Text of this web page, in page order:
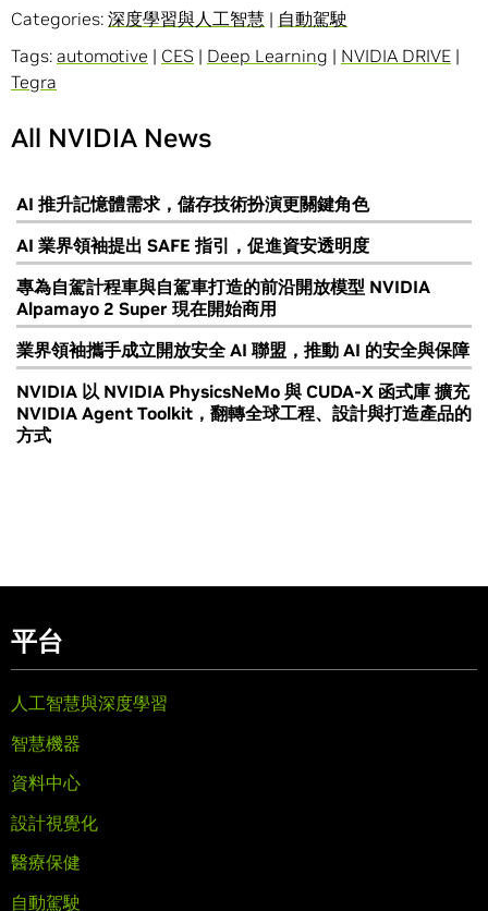
Categories: 深度學習與人工智慧 | 自動駕駛
Tags: automotive | CES | Deep Learning | NVIDIA DRIVE |
Tegra
All NVIDIA News
AI 推升記憶體需求，儲存技術扮演更關鍵角色
AI 業界領袖提出 SAFE 指引，促進資安透明度
專為自駕計程車與自駕車打造的前沿開放模型 NVIDIA
Alpamayo 2 Super 現在開始商用
業界領袖攜手成立開放安全 AI 聯盟，推動 AI 的安全與保障
NVIDIA 以 NVIDIA PhysicsNeMo 與 CUDA-X 函式庫 擴充
NVIDIA Agent Toolkit，翻轉全球工程、設計與打造產品的
方式
平台
人工智慧與深度學習
智慧機器
資料中心
設計視覺化
醫療保健
自動駕駛